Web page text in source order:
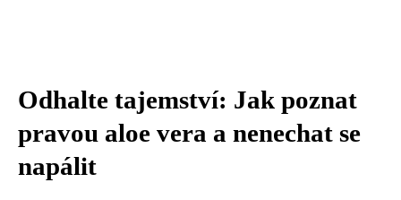
Odhalte tajemství: Jak poznat
pravou aloe vera a nenechat se
napálit